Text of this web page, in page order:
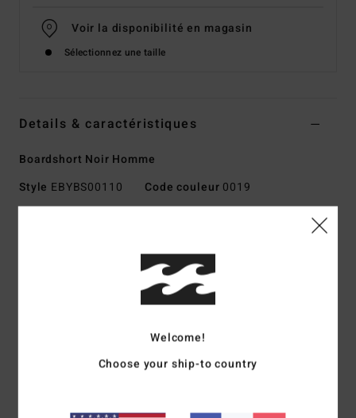
Voir la disponibilité en magasin
Sélectionnez une taille
Details & caractéristiques
Boardshort Noir Homme
Style EBYBS00110 Code couleur 0019
Matière 4-way stretch en polyester
Modèle fabriqué à partir de bouteilles en plastique
[DWR] déperlant pour vous garder au sec et vous protéger
Welcome!
Choose your ship-to country